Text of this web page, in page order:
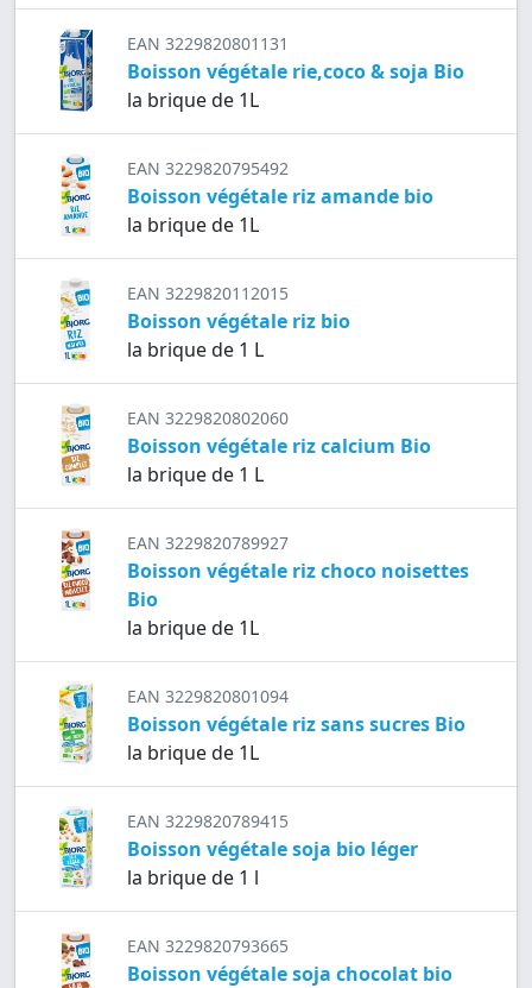
EAN 3229820801131
Boisson végétale rie,coco & soja Bio
la brique de 1L
EAN 3229820795492
Boisson végétale riz amande bio
la brique de 1L
EAN 3229820112015
Boisson végétale riz bio
la brique de 1 L
EAN 3229820802060
Boisson végétale riz calcium Bio
la brique de 1 L
EAN 3229820789927
Boisson végétale riz choco noisettes
Bio
la brique de 1L
EAN 3229820801094
Boisson végétale riz sans sucres Bio
la brique de 1L
EAN 3229820789415
Boisson végétale soja bio léger
la brique de 1 l
EAN 3229820793665
Boisson végétale soja chocolat bio